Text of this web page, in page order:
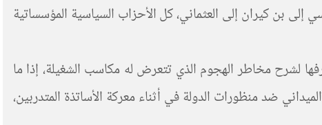
بن كيران إلى العثماني، كل الأحزاب السياسية المؤسساتية
لشرح مخاطر الهجوم الذي تتعرض له مكاسب الشغيلة، إذا ما
ضد منظورات الدولة في أثناء معركة الأساتذة المتدربين،